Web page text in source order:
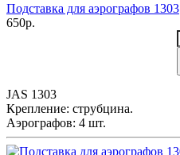
Подставка для аэрографов 1303
650р.
JAS 1303
Крепление: струбцина.
Аэрографов: 4 шт.